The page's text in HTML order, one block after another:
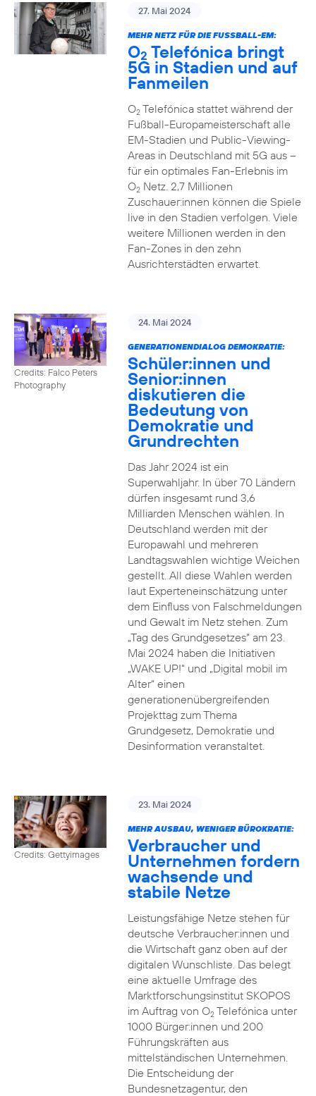
27. Mai 2024
MEHR NETZ FÜR DIE FUSSBALL-EM:
O2 Telefónica bringt
5G in Stadien und auf
Fanmeilen
O2Telefónica stattet während der
Fußball-Europameisterschaft alle
EM-Stadien und Public-Viewing-
Areas in Deutschland mit 5G aus –
für ein optimales Fan-Erlebnis im
O2Netz. 2,7 Millionen
Zuschauer:innen können die Spiele
live in den Stadien verfolgen. Viele
weitere Millionen werden in den
Fan-Zones in den zehn
Ausrichterstädten erwartet.
Credits: Falco Peters
Photography
24. Mai 2024
GENERATIONENDIALOG DEMOKRATIE:
Schüler:innen und
Senior:innen
diskutieren die
Bedeutung von
Demokratie und
Grundrechten
Das Jahr 2024 ist ein
Superwahljahr. In über 70 Ländern
dürfen insgesamt rund 3,6
Milliarden Menschen wählen. In
Deutschland werden mit der
Europawahl und mehreren
Landtagswahlen wichtige Weichen
gestellt. All diese Wahlen werden
laut Experteneinschätzung unter
dem Einfluss von Falschmeldungen
und Gewalt im Netz stehen. Zum
„Tag des Grundgesetzes“ am 23.
Mai 2024 haben die Initiativen
„WAKE UP!“ und „Digital mobil im
Alter“ einen
generationenübergreifenden
Projekttag zum Thema
Grundgesetz, Demokratie und
Desinformation veranstaltet.
Credits: Gettyimages
23. Mai 2024
MEHR AUSBAU, WENIGER BÜROKRATIE:
Verbraucher und
Unternehmen fordern
wachsende und
stabile Netze
Leistungsfähige Netze stehen für
deutsche Verbraucher:innen und
die Wirtschaft ganz oben auf der
digitalen Wunschliste. Das belegt
eine aktuelle Umfrage des
Marktforschungsinstitut SKOPOS
im Auftrag von O2Telefónica unter
1000 Bürger:innen und 200
Führungskräften aus
mittelständischen Unternehmen.
Die Entscheidung der
Bundesnetzagentur, den